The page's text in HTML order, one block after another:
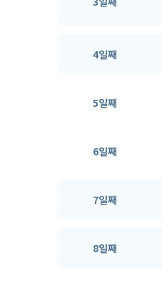
4일째
5일째
6일째
7일째
8일째